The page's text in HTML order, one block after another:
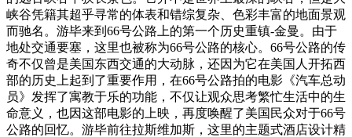
峡谷凭籍其超乎寻常的体表和错综复杂、色彩丰富的地面景观
而驰名。游毕来到66号公路上的第一个历史重镇-金曼。由于
地处交通要塞，这里也被称为66号公路的核心。66号公路的传
奇不仅曾是美国东西交通的大动脉，还因为它在美国人开拓西
部的历史上起到了重要作用，在66号公路拍的电影《汽车总动
员》发挥了寓教于乐的功能，不仅让观众思考繁忙生活中的生
命意义，也因这部电影的上映，再度唤醒了美国民众对于66号
公路的回忆。游毕前往拉斯维加斯，这里的主题式酒店设计精